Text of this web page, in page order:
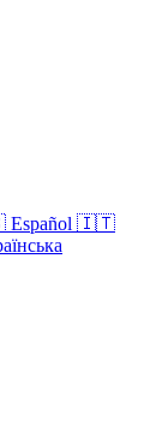
Español 🇮🇹